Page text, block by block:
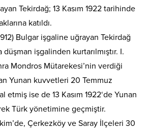
Tekirdağ; 13 Kasım 1922 tarihinde
katıldı.
Bulgar işgaline uğrayan Tekirdağ
düşman işgalinden kurtarılmıştır. I.
Mondros Mütarekesi’nin verdiği
Yunan kuvvetleri 20 Temmuz
etmiş ise de 13 Kasım 1922‘de Yunan
Türk yönetimine geçmiştir.
Çerkezköy ve Saray İlçeleri 30